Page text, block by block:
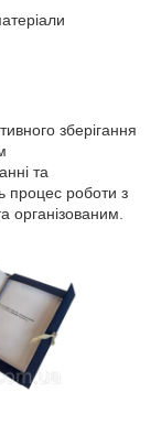
зберігання
та
процес роботи з
організованим.